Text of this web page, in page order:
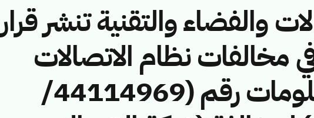
والفضاء والتقنية تنشر قرار
مخالفات نظام الاتصالات
وتقنية المعلومات رقم (44114969/